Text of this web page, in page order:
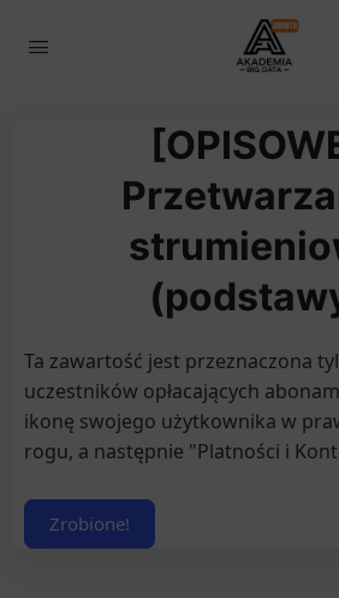
Ta zawartość jest przeznaczona
uczestników opłacających
ikonę swojego użytkownika w
rogu, a następnie "Platności i
Zrobione!